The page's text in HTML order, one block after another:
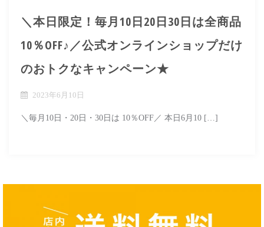
＼本日限定！毎月10日20日30日は全商品
10％OFF♪／公式オンラインショップだけ
のおトクなキャンペーン★
2023年6月10日
＼毎月10日・20日・30日は 10％OFF／ 本日6月10 […]